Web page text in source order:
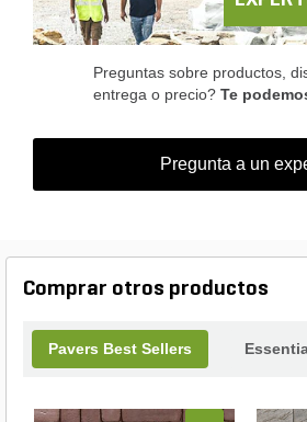
Preguntas sobre productos,
entrega o precio? Te
Pregunta a un
Comprar otros productos
Pavers Best Sellers